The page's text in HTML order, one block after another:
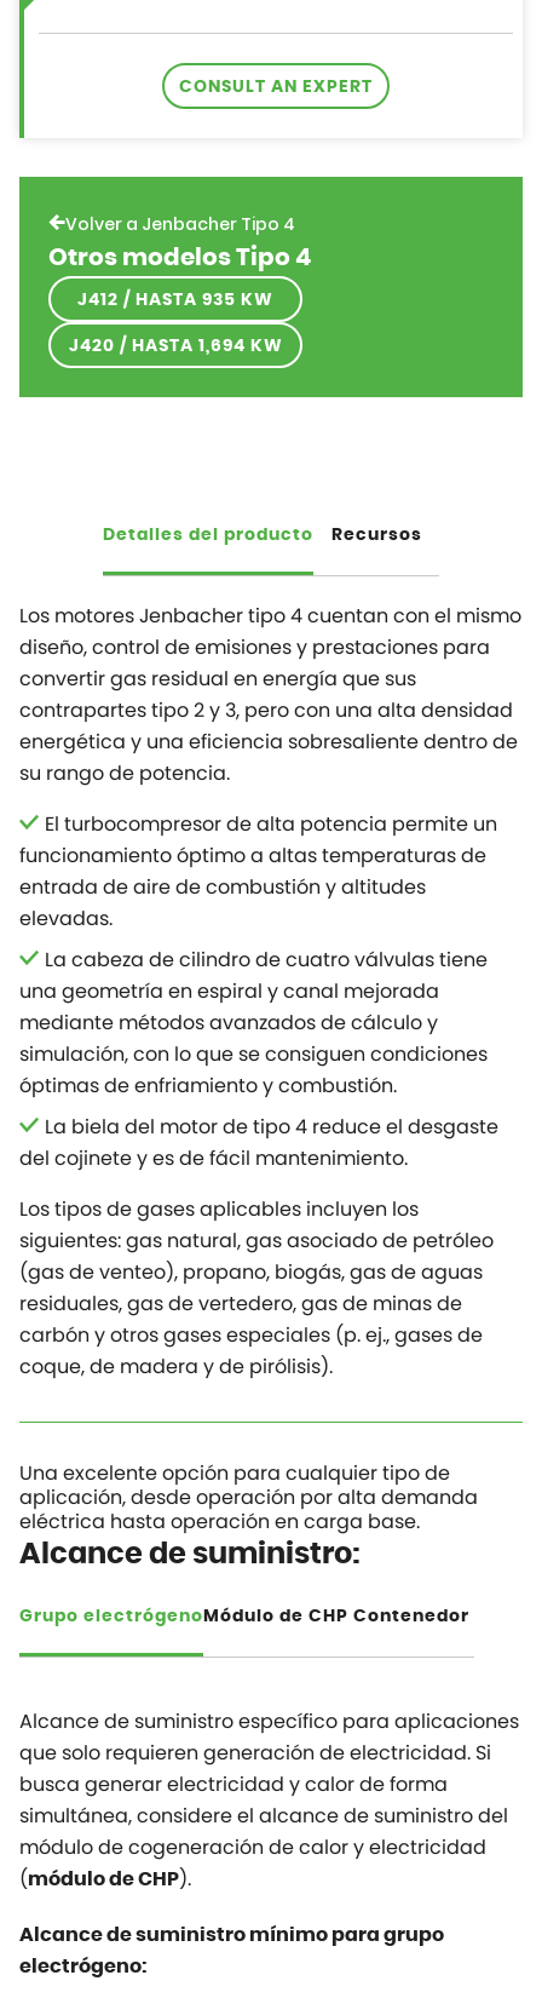
CONSULT AN EXPERT
Volver a Jenbacher Tipo 4
Otros modelos Tipo 4
J412 / HASTA 935 KW
J420 / HASTA 1,694 KW
Detalles del producto Recursos
Los motores Jenbacher tipo 4 cuentan con el mismo
diseño, control de emisiones y prestaciones para
convertir gas residual en energía que sus
contrapartes tipo 2 y 3, pero con una alta densidad
energética y una eficiencia sobresaliente dentro de
su rango de potencia.
El turbocompresor de alta potencia permite un
funcionamiento óptimo a altas temperaturas de
entrada de aire de combustión y altitudes
elevadas.
La cabeza de cilindro de cuatro válvulas tiene
una geometría en espiral y canal mejorada
mediante métodos avanzados de cálculo y
simulación, con lo que se consiguen condiciones
óptimas de enfriamiento y combustión.
La biela del motor de tipo 4 reduce el desgaste
del cojinete y es de fácil mantenimiento.
Los tipos de gases aplicables incluyen los
siguientes: gas natural, gas asociado de petróleo
(gas de venteo), propano, biogás, gas de aguas
residuales, gas de vertedero, gas de minas de
carbón y otros gases especiales (p. ej., gases de
coque, de madera y de pirólisis).
Una excelente opción para cualquier tipo de
aplicación, desde operación por alta demanda
eléctrica hasta operación en carga base.
Alcance de suministro:
Grupo electrógeno Módulo de CHP Contenedor
Alcance de suministro específico para aplicaciones
que solo requieren generación de electricidad. Si
busca generar electricidad y calor de forma
simultánea, considere el alcance de suministro del
módulo de cogeneración de calor y electricidad
(módulo de CHP).
Alcance de suministro mínimo para grupo
electrógeno: